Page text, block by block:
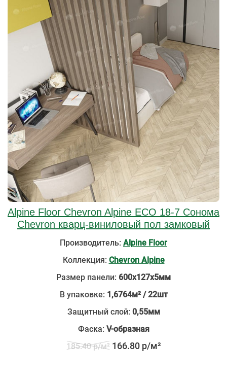
Alpine Floor Chevron Alpine ECO 18-7 Сонома
Chevron кварц-виниловый пол замковый
Производитель: Alpine Floor
Коллекция: Chevron Alpine
Размер панели: 600х127х5мм
В упаковке: 1,6764м² / 22шт
Защитный слой: 0,55мм
Фаска: V-образная
185.40 р/м² 166.80 р/м²